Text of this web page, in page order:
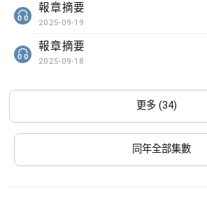
報章摘要
2025-09-19
報章摘要
2025-09-18
更多 (34)
同年全部集數